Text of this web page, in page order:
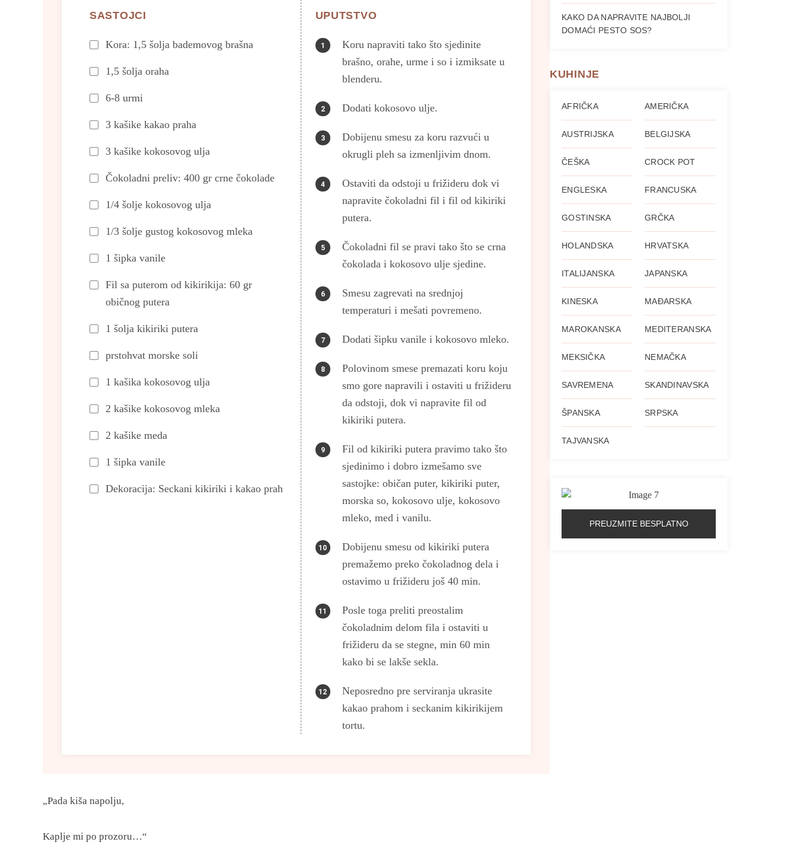
SASTOJCI
Kora: 1,5 šolja bademovog brašna
1,5 šolja oraha
6-8 urmi
3 kašike kakao praha
3 kašike kokosovog ulja
Čokoladni preliv: 400 gr crne čokolade
1/4 šolje kokosovog ulja
1/3 šolje gustog kokosovog mleka
1 šipka vanile
Fil sa puterom od kikirikija: 60 gr
običnog putera
1 šolja kikiriki putera
prstohvat morske soli
1 kašika kokosovog ulja
2 kašike kokosovog mleka
2 kašike meda
1 šipka vanile
Dekoracija: Seckani kikiriki i kakao prah
UPUTSTVO
Koru napraviti tako što sjedinite
brašno, orahe, urme i so i izmiksate u
blenderu.
Dodati kokosovo ulje.
Dobijenu smesu za koru razvući u
okrugli pleh sa izmenljivim dnom.
Ostaviti da odstoji u frižideru dok vi
napravite čokoladni fil i fil od kikiriki
putera.
Čokoladni fil se pravi tako što se crna
čokolada i kokosovo ulje sjedine.
Smesu zagrevati na srednjoj
temperaturi i mešati povremeno.
Dodati šipku vanile i kokosovo mleko.
Polovinom smese premazati koru koju
smo gore napravili i ostaviti u frižideru
da odstoji, dok vi napravite fil od
kikiriki putera.
Fil od kikiriki putera pravimo tako što
sjedinimo i dobro izmešamo sve
sastojke: običan puter, kikiriki puter,
morska so, kokosovo ulje, kokosovo
mleko, med i vanilu.
Dobijenu smesu od kikiriki putera
premažemo preko čokoladnog dela i
ostavimo u frižideru još 40 min.
Posle toga preliti preostalim
čokoladnim delom fila i ostaviti u
frižideru da se stegne, min 60 min
kako bi se lakše sekla.
Neposredno pre serviranja ukrasite
kakao prahom i seckanim kikirikijem
tortu.
„Pada kiša napolju,
Kaplje mi po prozoru…“
KAKO DA NAPRAVITE NAJBOLJI
DOMAĆI PESTO SOS?
KUHINJE
AFRIČKA AMERIČKA
AUSTRIJSKA BELGIJSKA
ČEŠKA CROCK POT
ENGLESKA FRANCUSKA
GOSTINSKA GRČKA
HOLANDSKA HRVATSKA
ITALIJANSKA JAPANSKA
KINESKA MAĐARSKA
MAROKANSKA MEDITERANSKA
MEKSIČKA NEMAČKA
SAVREMENA SKANDINAVSKA
ŠPANSKA SRPSKA
TAJVANSKA
PREUZMITE BESPLATNO